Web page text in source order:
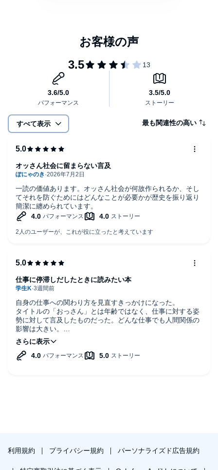
すべて表示 最も関連性の高い
一読の価値あります。オッさん社会が何故作られるか、そし
てそれを防ぐためにはどんなことが必要かが歴史を振り返り
簡潔に纏められています。
オッさん社会に留まらない言及
自身の仕事への関わり方を見直すきっかけになった。
タイトルの「おっさん」とは年齢ではなく、仕事に対する姿
勢に対して言及したものだった。どんな仕事でも人間関係の
影響は大きい。
組織がどのように腐っていき、その中でどのように立ち回っ
ていけばいいのか。大小さまざまな視点で語られており、得
るものが多くあった。
仕事に停滞しだしたときに読みたい本
利用規約 プライバシー規約 パーソナライズド広告規約